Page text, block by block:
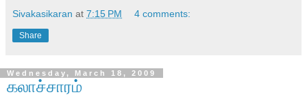
Sivakasikaran at 7:15 PM 4 comments:
Share
Wednesday, March 18, 2009
கலாச்சாரம்